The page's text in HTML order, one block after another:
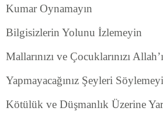
Kumar Oynamayın
Bilgisizlerin Yolunu İzlemeyin
Mallarınızı ve Çocuklarınızı
Yapmayacağınız Şeyleri
Kötülük ve Düşmanlık Üzerine